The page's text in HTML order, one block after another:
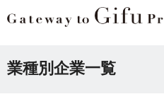
業種別企業一覧